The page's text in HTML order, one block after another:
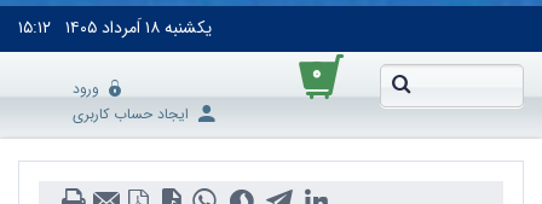
یکشنبه۱۸ اَمرداد ۱۴۰۵ ۱۵:۱۲
۰
ورود
ایجاد حساب کاربری